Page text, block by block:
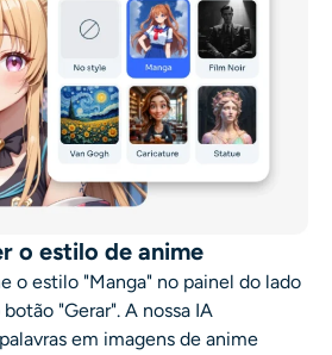
o estilo de anime
o estilo "Manga" no painel do lado
"Gerar". A nossa IA
em imagens de anime